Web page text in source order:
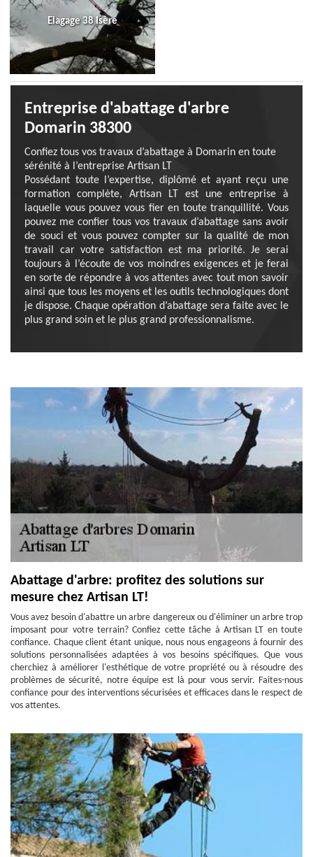
Elagage 38 Isère
Entreprise d'abattage d'arbre
Domarin 38300
Confiez tous vos travaux d’abattage à Domarin en toute
sérénité à l’entreprise Artisan LT
Possédant toute l’expertise, diplômé et ayant reçu une
formation complète, Artisan LT est une entreprise à
laquelle vous pouvez vous fier en toute tranquillité. Vous
pouvez me confier tous vos travaux d’abattage sans avoir
de souci et vous pouvez compter sur la qualité de mon
travail car votre satisfaction est ma priorité. Je serai
toujours à l’écoute de vos moindres exigences et je ferai
en sorte de répondre à vos attentes avec tout mon savoir
ainsi que tous les moyens et les outils technologiques dont
je dispose. Chaque opération d’abattage sera faite avec le
plus grand soin et le plus grand professionnalisme.
Abattage d'arbre: profitez des solutions sur
mesure chez Artisan LT!
Vous avez besoin d'abattre un arbre dangereux ou d'éliminer un arbre trop
imposant pour votre terrain? Confiez cette tâche à Artisan LT en toute
confiance. Chaque client étant unique, nous nous engageons à fournir des
solutions personnalisées adaptées à vos besoins spécifiques. Que vous
cherchiez à améliorer l'esthétique de votre propriété ou à résoudre des
problèmes de sécurité, notre équipe est là pour vous servir. Faites-nous
confiance pour des interventions sécurisées et efficaces dans le respect de
vos attentes.